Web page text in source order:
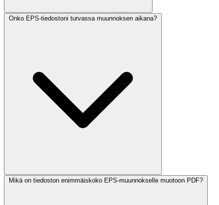
Onko EPS-tiedostoni turvassa muunnoksen aikana?
Mikä on tiedoston enimmäiskoko EPS-muunnokselle muotoon PDF?